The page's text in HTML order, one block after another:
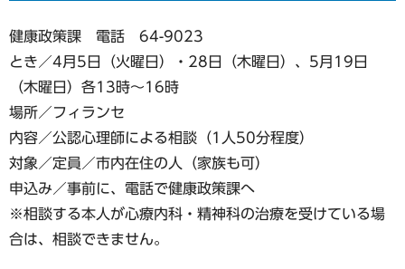
健康政策課 電話 64-9023
とき／4月5日（火曜日）・28日（木曜日）、5月19日
（木曜日）各13時～16時
場所／フィランセ
内容／公認心理師による相談（1人50分程度）
対象／定員／市内在住の人（家族も可）
申込み／事前に、電話で健康政策課へ
※相談する本人が心療内科・精神科の治療を受けている場
合は、相談できません。